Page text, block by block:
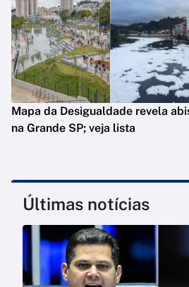
Mapa da Desigualdade revela
na Grande SP; veja lista
Últimas notícias